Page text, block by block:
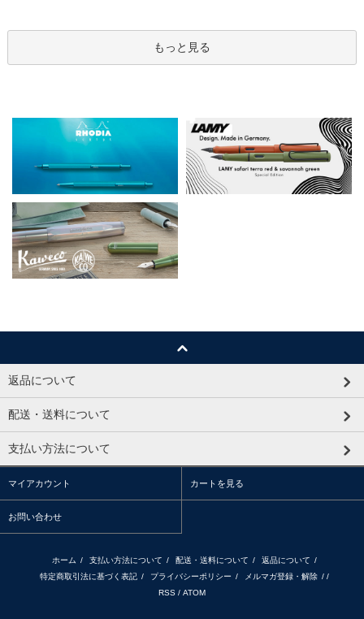
もっと見る
返品について
配送・送料について
支払い方法について
マイアカウント カートを見る
お問い合わせ
ホーム / 支払い方法について / 配送・送料について / 返品について /
特定商取引法に基づく表記 / プライバシーポリシー / メルマガ登録・解除 / /
RSS / ATOM